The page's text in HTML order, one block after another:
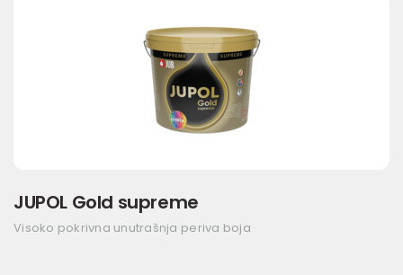
JUPOL Gold supreme
Visoko pokrivna unutrašnja periva boja